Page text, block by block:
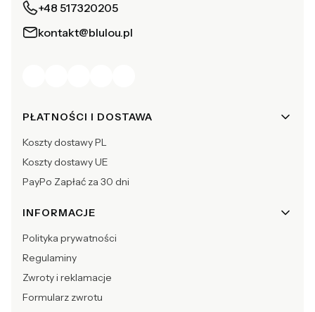
+48 517320205
kontakt@blulou.pl
Linki w stopce
PŁATNOŚCI I DOSTAWA
Koszty dostawy PL
Koszty dostawy UE
PayPo Zapłać za 30 dni
INFORMACJE
Polityka prywatności
Regulaminy
Zwroty i reklamacje
Formularz zwrotu